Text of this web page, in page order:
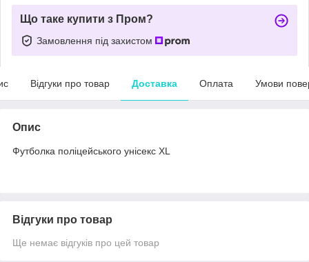
Що таке купити з Пром?
Замовлення під захистом
Відгуки про товар Доставка Оплата Умови
Опис
Футболка поліцейського унісекс XL
Відгуки про товар
Ще немає відгуків про цей товар